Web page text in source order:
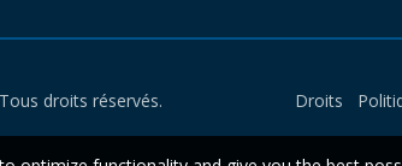
droits réservés. Droits